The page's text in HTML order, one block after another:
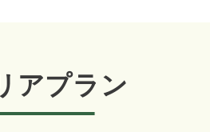
アプラン